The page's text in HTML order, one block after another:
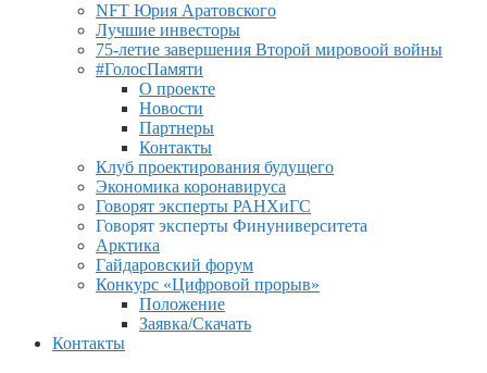
NFT Юрия Аратовского
Лучшие инвесторы
75-летие завершения Второй мировоой войны
#ГолосПамяти
О проекте
Новости
Партнеры
Контакты
Клуб проектирования будущего
Экономика коронавируса
Говорят эксперты РАНХиГС
Говорят эксперты Финуниверситета
Арктика
Гайдаровский форум
Конкурс «Цифровой прорыв»
Положение
Заявка/Скачать
Контакты